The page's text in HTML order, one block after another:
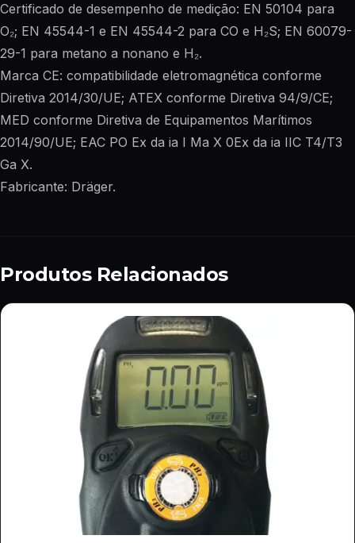
Certificado de desempenho de medição: EN 50104 para
O₂; EN 45544-1 e EN 45544-2 para CO e H₂S; EN 60079-
29-1 para metano a nonano e H₂.
Marca CE: compatibilidade eletromagnética conforme
Diretiva 2014/30/UE; ATEX conforme Diretiva 94/9/CE;
MED conforme Diretiva de Equipamentos Marítimos
2014/90/UE; EAC PO Ex da ia I Ma X 0Ex da ia IIC T4/T3
Ga X.
Fabricante: Dräger.
Produtos Relacionados